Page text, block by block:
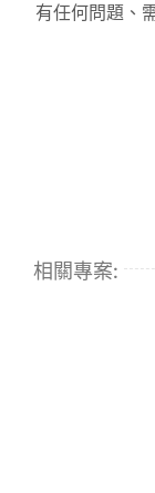
有任何問題、
相關專案: